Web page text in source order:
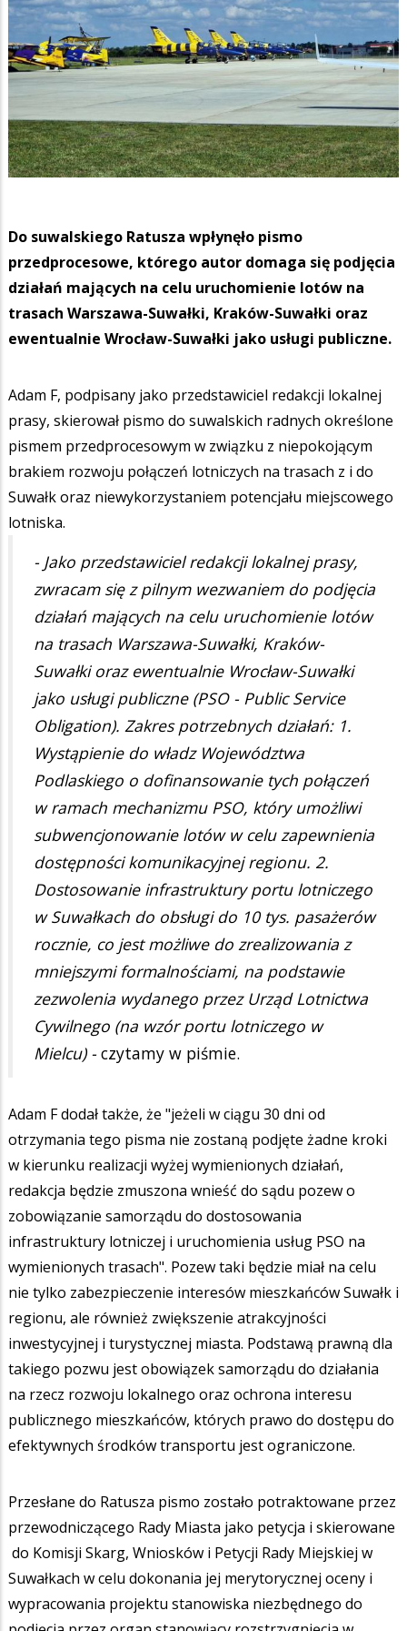
Do suwalskiego Ratusza wpłynęło pismo
przedprocesowe, którego autor domaga się podjęcia
działań mających na celu uruchomienie lotów na
trasach Warszawa-Suwałki, Kraków-Suwałki oraz
ewentualnie Wrocław-Suwałki jako usługi publiczne.
Adam F, podpisany jako przedstawiciel redakcji lokalnej
prasy, skierował pismo do suwalskich radnych określone
pismem przedprocesowym w związku z niepokojącym
brakiem rozwoju połączeń lotniczych na trasach z i do
Suwałk oraz niewykorzystaniem potencjału miejscowego
lotniska.
- Jako przedstawiciel redakcji lokalnej prasy,
zwracam się z pilnym wezwaniem do podjęcia
działań mających na celu uruchomienie lotów
na trasach Warszawa-Suwałki, Kraków-
Suwałki oraz ewentualnie Wrocław-Suwałki
jako usługi publiczne (PSO - Public Service
Obligation). Zakres potrzebnych działań: 1.
Wystąpienie do władz Województwa
Podlaskiego o dofinansowanie tych połączeń
w ramach mechanizmu PSO, który umożliwi
subwencjonowanie lotów w celu zapewnienia
dostępności komunikacyjnej regionu. 2.
Dostosowanie infrastruktury portu lotniczego
w Suwałkach do obsługi do 10 tys. pasażerów
rocznie, co jest możliwe do zrealizowania z
mniejszymi formalnościami, na podstawie
zezwolenia wydanego przez Urząd Lotnictwa
Cywilnego (na wzór portu lotniczego w
Mielcu) - czytamy w piśmie.
Adam F dodał także, że "jeżeli w ciągu 30 dni od
otrzymania tego pisma nie zostaną podjęte żadne kroki
w kierunku realizacji wyżej wymienionych działań,
redakcja będzie zmuszona wnieść do sądu pozew o
zobowiązanie samorządu do dostosowania
infrastruktury lotniczej i uruchomienia usług PSO na
wymienionych trasach". Pozew taki będzie miał na celu
nie tylko zabezpieczenie interesów mieszkańców Suwałk i
regionu, ale również zwiększenie atrakcyjności
inwestycyjnej i turystycznej miasta. Podstawą prawną dla
takiego pozwu jest obowiązek samorządu do działania
na rzecz rozwoju lokalnego oraz ochrona interesu
publicznego mieszkańców, których prawo do dostępu do
efektywnych środków transportu jest ograniczone.
Przesłane do Ratusza pismo zostało potraktowane przez
przewodniczącego Rady Miasta jako petycja i skierowane
do Komisji Skarg, Wniosków i Petycji Rady Miejskiej w
Suwałkach w celu dokonania jej merytorycznej oceny i
wypracowania projektu stanowiska niezbędnego do